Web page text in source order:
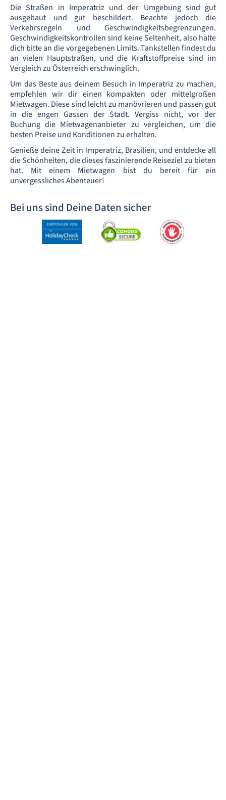
Die Straßen in Imperatriz und der Umgebung sind gut
ausgebaut und gut beschildert. Beachte jedoch die
Verkehrsregeln und Geschwindigkeitsbegrenzungen.
Geschwindigkeitskontrollen sind keine Seltenheit, also halte
dich bitte an die vorgegebenen Limits. Tankstellen findest du
an vielen Hauptstraßen, und die Kraftstoffpreise sind im
Vergleich zu Österreich erschwinglich.
Um das Beste aus deinem Besuch in Imperatriz zu machen,
empfehlen wir dir einen kompakten oder mittelgroßen
Mietwagen. Diese sind leicht zu manövrieren und passen gut
in die engen Gassen der Stadt. Vergiss nicht, vor der
Buchung die Mietwagenanbieter zu vergleichen, um die
besten Preise und Konditionen zu erhalten.
Genieße deine Zeit in Imperatriz, Brasilien, und entdecke all
die Schönheiten, die dieses faszinierende Reiseziel zu bieten
hat. Mit einem Mietwagen bist du bereit für ein
unvergessliches Abenteuer!
Bei uns sind Deine Daten sicher